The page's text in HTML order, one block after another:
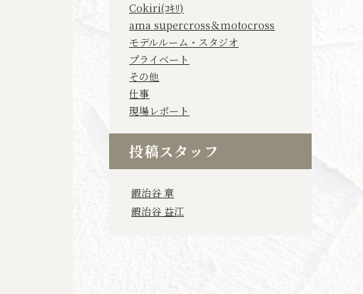
Cokiri(ｺｷﾘ)
ama supercross＆motocross
モデルルーム・スタジオ
プライベート
その他
仕事
現場レポート
投稿スタッフ
鍜治谷 章
鍜治谷 益江